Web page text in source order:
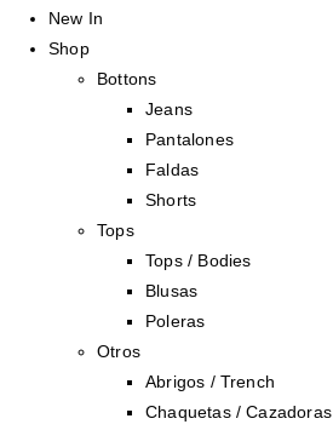
New In
Shop
Bottons
Jeans
Pantalones
Faldas
Shorts
Tops
Tops / Bodies
Blusas
Poleras
Otros
Abrigos / Trench
Chaquetas / Cazadoras